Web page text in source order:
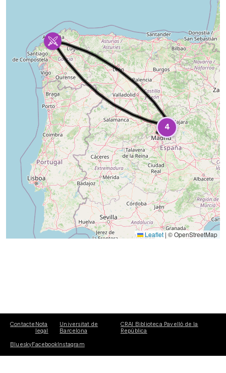
4
Leaflet | © OpenStreetMap
Contacte Nota
legal
Universitat de
Barcelona
CRAI Biblioteca Pavelló de la
República
BlueskyFacebookInstagram